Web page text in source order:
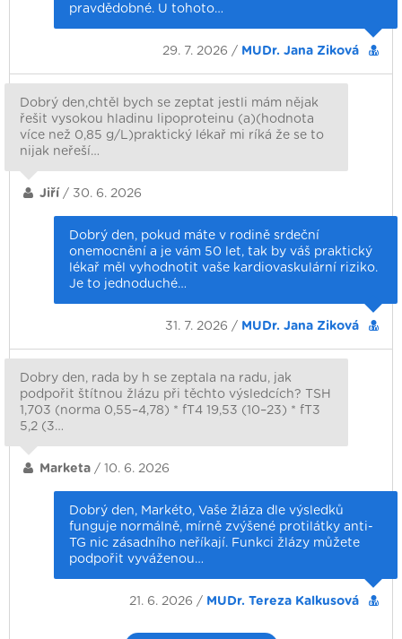
pravdědobné. U tohoto…
29. 7. 2026 / MUDr. Jana Ziková
Dobrý den,chtěl bych se zeptat jestli mám nějak
řešit vysokou hladinu lipoproteinu (a)(hodnota
více než 0,85 g/L)praktický lékař mi ríká že se to
nijak neřeší…
Jiří / 30. 6. 2026
Dobrý den, pokud máte v rodině srdeční
onemocnění a je vám 50 let, tak by váš praktický
lékař měl vyhodnotit vaše kardiovaskulární riziko.
Je to jednoduché…
31. 7. 2026 / MUDr. Jana Ziková
Dobry den, rada by h se zeptala na radu, jak
podpořit štítnou žlázu při těchto výsledcích? TSH
1,703 (norma 0,55–4,78) * fT4 19,53 (10–23) * fT3
5,2 (3…
Marketa / 10. 6. 2026
Dobrý den, Markéto, Vaše žláza dle výsledků
funguje normálně, mírně zvýšené protilátky anti-
TG nic zásadního neříkají. Funkci žlázy můžete
podpořit vyváženou…
21. 6. 2026 / MUDr. Tereza Kalkusová